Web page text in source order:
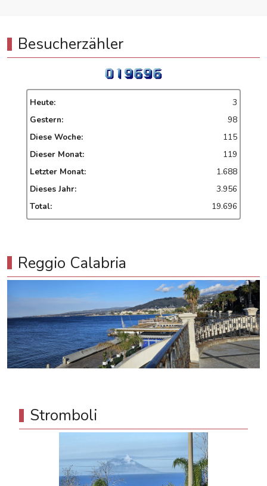
Besucherzähler
Heute:
3
Gestern:
98
Diese Woche:
115
Dieser Monat:
119
Letzter Monat:
1.688
Dieses Jahr:
3.956
Total:
19.696
Reggio Calabria
Stromboli